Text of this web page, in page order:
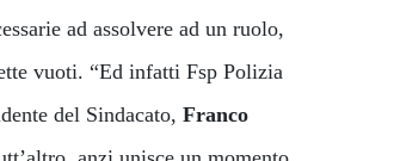
ad assolvere ad un ruolo,
vuoti. “Ed infatti Fsp Polizia
del Sindacato, Franco